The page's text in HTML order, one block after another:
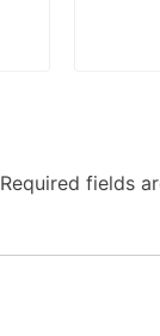
Required fields